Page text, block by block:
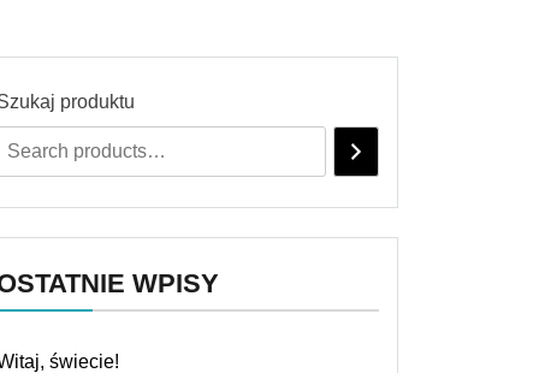
produktu
WPISY
świecie!